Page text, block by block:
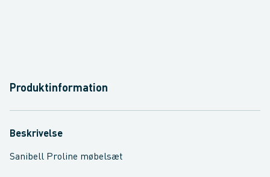
Produktinformation
Beskrivelse
Sanibell Proline møbelsæt